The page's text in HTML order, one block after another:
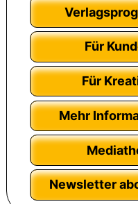
Für
Für
Mehr
Newsletter